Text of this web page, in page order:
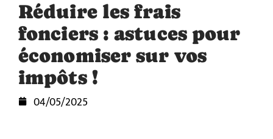
Réduire les frais
fonciers : astuces pour
économiser sur vos
impôts !
04/05/2025